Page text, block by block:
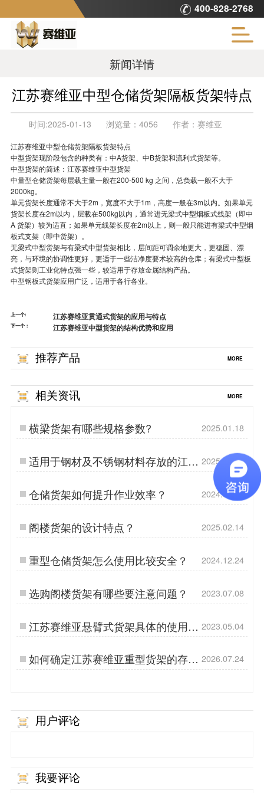
400-828-2768
新闻详情
江苏赛维亚中型仓储货架隔板货架特点
时间:2025-01-13 浏览量： 4056 作者： 赛维亚
江苏赛维亚中型仓储货架隔板货架特点
中型货架现阶段包含的种类有：中A货架、中B货架和流利式货架等。
中型货架的简述：江苏赛维亚中型货架
中量型仓储货架每层载主量一般在200-500 kg 之间，总负载一般不大于
2000kg。
单元货架长度通常不大于2m，宽度不大于1m，高度一般在3m以内。如果单元
货架长度在2m以内，层載在500kg以内，通常进无梁式中型烟板式线架（即中
A 货架）较为适直；如果单元线架长度在2m以上，则一般只能进有梁式中型烟
板式支架（即中货架）。
无梁式中型货架与有梁式中型货架相比，层间距可调余地更大，更稳固、漂
亮，与环境的协调性更好，更适于一些洁净度要术较高的仓库；有梁式中型板
式货架则工业化特点强一些，较适用于存放金属结构产品。
中型钢板式货架应用广泛，适用于各行各业。
上一个: 江苏赛维亚贯通式货架的应用与特点
下一个： 江苏赛维亚中型货架的结构优势和应用
推荐产品 MORE
相关资讯 MORE
横梁货架有哪些规格参数? 2025.01.18
适用于钢材及不锈钢材料存放的江苏
赛维亚悬臂货架
2025.11.12
仓储货架如何提升作业效率？ 2024.06.05
阁楼货架的设计特点？ 2025.02.14
重型仓储货架怎么使用比较安全？ 2024.12.24
选购阁楼货架有哪些要注意问题？ 2023.07.08
江苏赛维亚悬臂式货架具体的使用用
途说明？
2023.05.04
如何确定江苏赛维亚重型货架的存放
位置?
2026.07.24
用户评论
我要评论